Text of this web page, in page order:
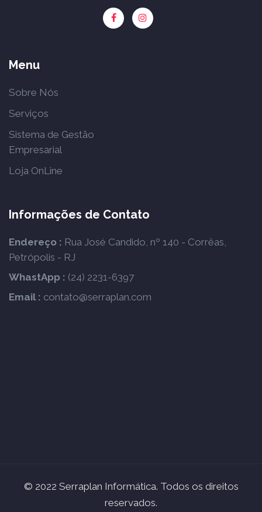
Menu
Sobre Nós
Serviços
Sistema de Gestão
Empresarial
Loja OnLine
Informações de Contato
Endereço : Rua José Candido, nº 140 - Corrêas,
Petrópolis - RJ
WhastApp : (24) 2231-6397
Email : contato@serraplan.com
© 2022 Serraplan Informática. Todos os direitos
reservados.